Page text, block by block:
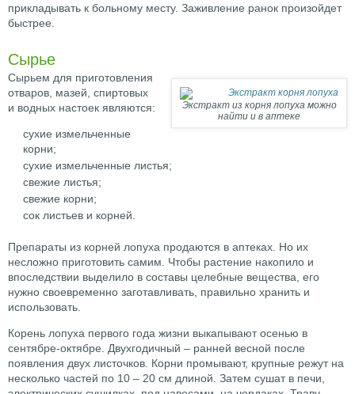
прикладывать к больному месту. Заживление ранок произойдет
быстрее.
Сырье
Экстракт из корня лопуха можно
найти и в аптеке
Сырьем для приготовления
отваров, мазей, спиртовых
и водных настоек являются:
сухие измельченные
корни;
сухие измельченные листья;
свежие листья;
свежие корни;
сок листьев и корней.
Препараты из корней лопуха продаются в аптеках. Но их
несложно приготовить самим. Чтобы растение накопило и
впоследствии выделило в составы целебные вещества, его
нужно своевременно заготавливать, правильно хранить и
использовать.
Корень лопуха первого года жизни выкапывают осенью в
сентябре-октябре. Двухгодичный – ранней весной после
появления двух листочков. Корни промывают, крупные режут на
несколько частей по 10 – 20 см длиной. Затем сушат в печи,